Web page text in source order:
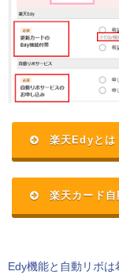
楽天Edyとは
楽天カード自
Edy機能と自動リボ